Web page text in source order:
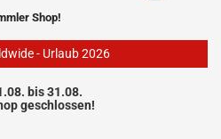
Shop!
- Urlaub 2026
bis 31.08.
geschlossen!